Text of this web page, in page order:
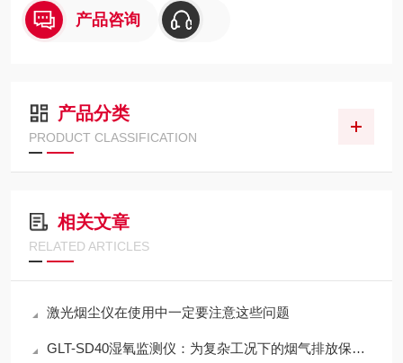
产品咨询
产品分类
PRODUCT CLASSIFICATION
相关文章
RELATED ARTICLES
激光烟尘仪在使用中一定要注意这些问题
GLT-SD40湿氧监测仪：为复杂工况下的烟气排放保驾护航